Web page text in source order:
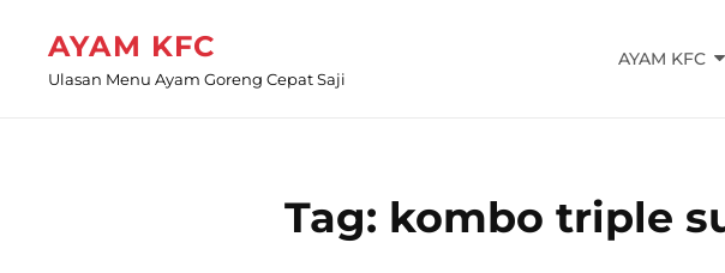
content
AYAM KFC
Ulasan Menu Ayam Goreng Cepat Saji
AYAM KFC
Tag: kombo triple